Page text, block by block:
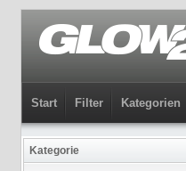
Start Filter Kategorien
Kategorie